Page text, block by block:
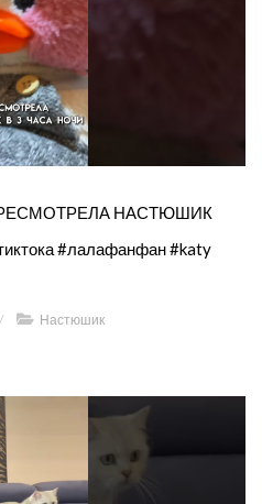
НАСТЮШИК
#лалафанфан #katy
/ Настюшик